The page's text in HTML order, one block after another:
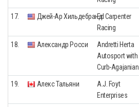
17. Джей-Ар ХильдебрандEd Carpenter
Racing
18. Александр Росси
Andretti Herta
Autosport with
Curb-Agajanian
19. Алекс Тальяни
A.J. Foyt
Enterprises